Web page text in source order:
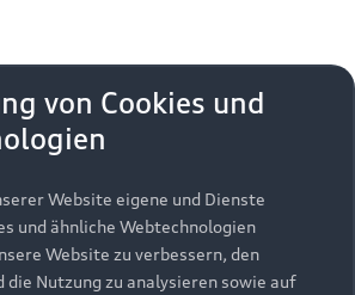
Zurück nach oben
von Cookies und
Website eigene und Dienste
und ähnliche Webtechnologien
Website zu verbessern, den
die Nutzung zu analysieren sowie auf